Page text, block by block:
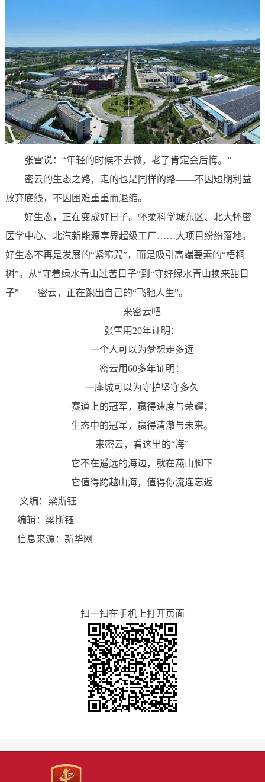
张雪说：“年轻的时候不去做，老了肯定会后悔。”
密云的生态之路，走的也是同样的路——不因短期利益
放弃底线，不因困难重重而退缩。
好生态，正在变成好日子。怀柔科学城东区、北大怀密
医学中心、北汽新能源享界超级工厂……大项目纷纷落地。
好生态不再是发展的“紧箍咒”，而是吸引高端要素的“梧桐
树”。从“守着绿水青山过苦日子”到“守好绿水青山换来甜日
子”——密云，正在跑出自己的“飞驰人生”。
来密云吧
张雪用20年证明：
一个人可以为梦想走多远
密云用60多年证明：
一座城可以为守护坚守多久
赛道上的冠军，赢得速度与荣耀；
生态中的冠军，赢得清澈与未来。
来密云，看这里的“海”
它不在遥远的海边，就在燕山脚下
它值得跨越山海，值得你流连忘返
文编：梁斯钰
编辑：梁斯钰
信息来源：新华网
扫一扫在手机上打开页面